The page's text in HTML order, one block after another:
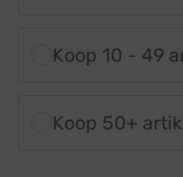
Koop 10 - 49
Koop 50+